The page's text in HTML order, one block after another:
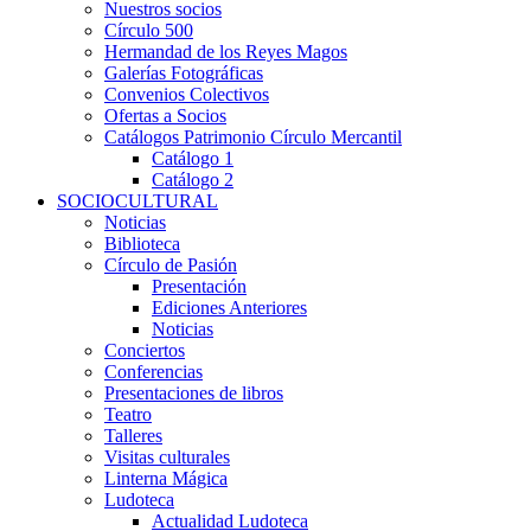
Nuestros socios
Círculo 500
Hermandad de los Reyes Magos
Galerías Fotográficas
Convenios Colectivos
Ofertas a Socios
Catálogos Patrimonio Círculo Mercantil
Catálogo 1
Catálogo 2
SOCIOCULTURAL
Noticias
Biblioteca
Círculo de Pasión
Presentación
Ediciones Anteriores
Noticias
Conciertos
Conferencias
Presentaciones de libros
Teatro
Talleres
Visitas culturales
Linterna Mágica
Ludoteca
Actualidad Ludoteca